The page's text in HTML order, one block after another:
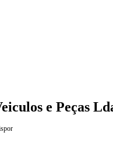
e Peças